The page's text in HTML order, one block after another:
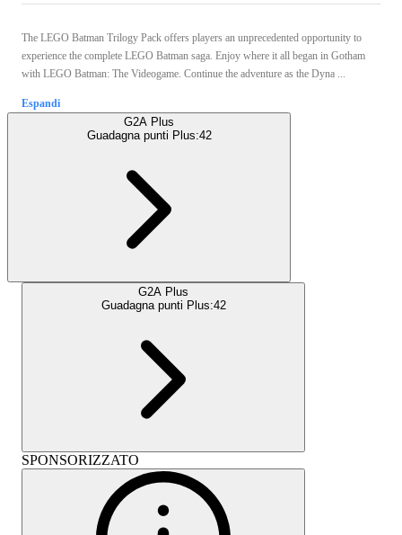
The LEGO Batman Trilogy Pack offers players an unprecedented opportunity to
experience the complete LEGO Batman saga. Enjoy where it all began in Gotham
with LEGO Batman: The Videogame. Continue the adventure as the Dyna ...
Espandi
G2A Plus
Guadagna punti Plus:42
G2A Plus
Guadagna punti Plus:42
SPONSORIZZATO